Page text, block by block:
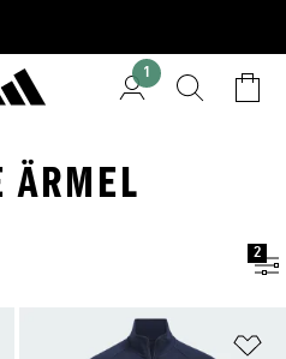
1
ÄRMEL
2
Zur Wunschliste hinzufügen